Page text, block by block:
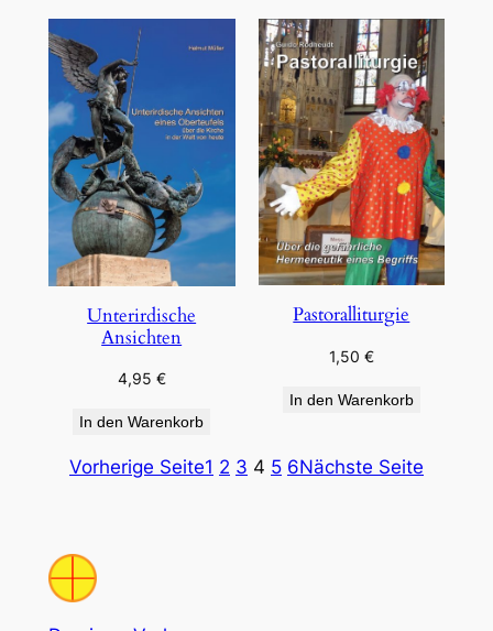
Unterirdische
Ansichten
4,95 €
In den Warenkorb
Pastoralliturgie
1,50 €
In den Warenkorb
Vorherige Seite1 2 3 4 5 6Nächste Seite